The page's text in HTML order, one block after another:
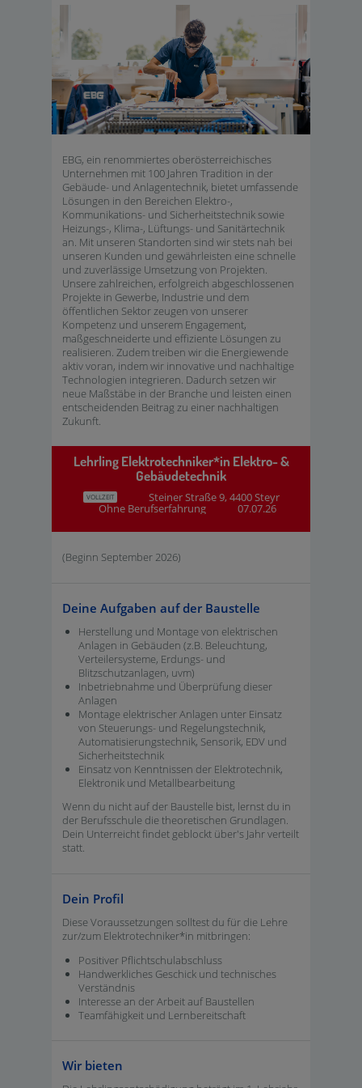
EBG, ein renommiertes oberösterreichisches
Unternehmen mit 100 Jahren Tradition in der
Gebäude- und Anlagentechnik, bietet umfassende
Lösungen in den Bereichen Elektro-,
Kommunikations- und Sicherheitstechnik sowie
Heizungs-, Klima-, Lüftungs- und Sanitärtechnik
an. Mit unseren Standorten sind wir stets nah bei
unseren Kunden und gewährleisten eine schnelle
und zuverlässige Umsetzung von Projekten.
Unsere zahlreichen, erfolgreich abgeschlossenen
Projekte in Gewerbe, Industrie und dem
öffentlichen Sektor zeugen von unserer
Kompetenz und unserem Engagement,
maßgeschneiderte und effiziente Lösungen zu
realisieren. Zudem treiben wir die Energiewende
aktiv voran, indem wir innovative und nachhaltige
Technologien integrieren. Dadurch setzen wir
neue Maßstäbe in der Branche und leisten einen
entscheidenden Beitrag zu einer nachhaltigen
Zukunft.
Lehrling Elektrotechniker*in Elektro- &
Gebäudetechnik
VOLLZEIT Steiner Straße 9, 4400 Steyr
Ohne Berufserfahrung 07.07.26
(Beginn September 2026)
Deine Aufgaben auf der Baustelle
Herstellung und Montage von elektrischen
Anlagen in Gebäuden (z.B. Beleuchtung,
Verteilersysteme, Erdungs- und
Blitzschutzanlagen, uvm)
Inbetriebnahme und Überprüfung dieser
Anlagen
Montage elektrischer Anlagen unter Einsatz
von Steuerungs- und Regelungstechnik,
Automatisierungstechnik, Sensorik, EDV und
Sicherheitstechnik
Einsatz von Kenntnissen der Elektrotechnik,
Elektronik und Metallbearbeitung
Wenn du nicht auf der Baustelle bist, lernst du in
der Berufsschule die theoretischen Grundlagen.
Dein Unterreicht findet geblockt über's Jahr verteilt
statt.
Dein Profil
Diese Voraussetzungen solltest du für die Lehre
zur/zum Elektrotechniker*in mitbringen:
Positiver Pflichtschulabschluss
Handwerkliches Geschick und technisches
Verständnis
Interesse an der Arbeit auf Baustellen
Teamfähigkeit und Lernbereitschaft
Wir bieten